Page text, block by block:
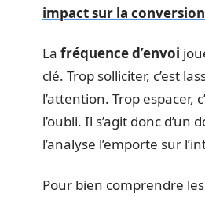
impact sur la
La fréquence d’envoi
clé. Trop solliciter, c’est
l’attention. Trop espacer,
l’oubli. Il s’agit donc d’un
l’analyse l’emporte sur
Pour bien comprendre